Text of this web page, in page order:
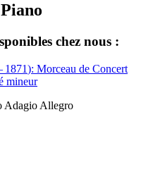
chez nous :
1871): Morceau de Concert
mineur
Adagio Allegro